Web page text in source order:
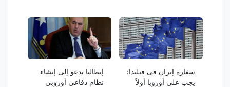
سفاره إیران فی فنلندا:
یجب على أوروبا أولاً
إیطالیا تدعو إلى إنشاء
نظام دفاعی أوروبی